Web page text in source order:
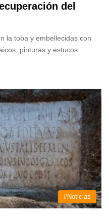
del
la toba y embellecidas con
pinturas y estucos.
#Noticias